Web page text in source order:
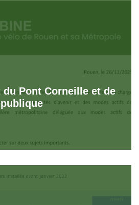
du Pont Corneille et de